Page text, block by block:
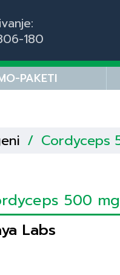
180
PAKETI
/ Cordyceps
500 mg
Labs